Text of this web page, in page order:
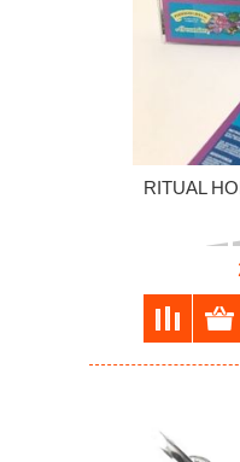
RITUAL